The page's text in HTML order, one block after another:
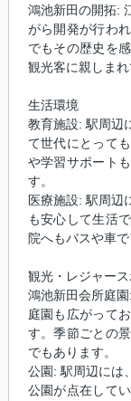
鴻池新田の開拓:
がら開発が行わ
でもその歴史を
観光客に親しまれ
生活環境
教育施設: 駅周辺
て世代にとって
や学習サポート
す。
医療施設: 駅周辺
も安心して生活
院へもバスや車
観光・レジャース
鴻池新田会所庭
庭園も広がって
す。季節ごとの
でもあります。
公園: 駅周辺には
公園が点在して